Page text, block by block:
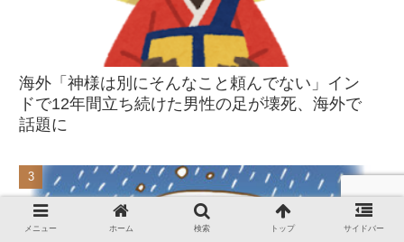
海外「神様は別にそんなこと頼んでない」イン
ドで12年間立ち続けた男性の足が壊死、海外で
話題に
メニュー ホーム 検索 トップ サイドバー